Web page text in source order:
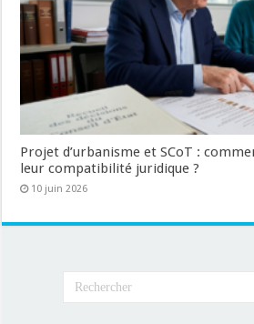
Projet d’urbanisme et SCoT :
leur compatibilité juridique ?
10 juin 2026